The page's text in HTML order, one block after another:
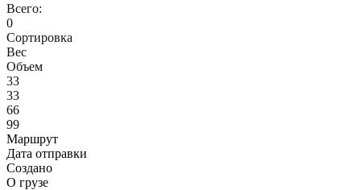
Всего:
0
Сортировка
Вес
Объем
33
33
66
99
Маршрут
Дата отправки
Создано
О грузе